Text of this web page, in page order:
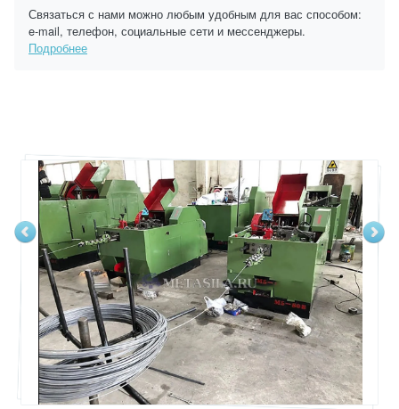
Связаться с нами можно любым удобным для вас способом:
e-mail, телефон, социальные сети и мессенджеры.
Подробнее